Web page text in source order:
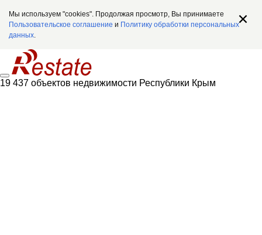
Мы используем "cookies". Продолжая просмотр, Вы принимаете
Пользовательское соглашение и Политику обработки персональных
данных.
19 437 объектов недвижимости Республики Крым